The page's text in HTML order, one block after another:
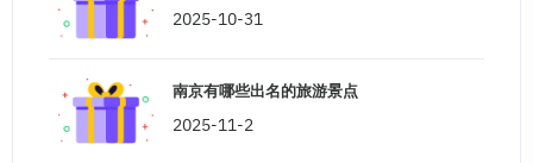
2025-10-31
南京有哪些出名的旅游景点
2025-11-2